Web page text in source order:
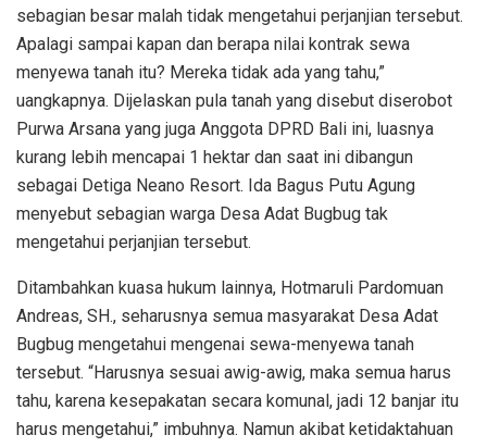
sebagian besar malah tidak mengetahui perjanjian tersebut.
Apalagi sampai kapan dan berapa nilai kontrak sewa
menyewa tanah itu? Mereka tidak ada yang tahu,”
uangkapnya. Dijelaskan pula tanah yang disebut diserobot
Purwa Arsana yang juga Anggota DPRD Bali ini, luasnya
kurang lebih mencapai 1 hektar dan saat ini dibangun
sebagai Detiga Neano Resort. Ida Bagus Putu Agung
menyebut sebagian warga Desa Adat Bugbug tak
mengetahui perjanjian tersebut.
Ditambahkan kuasa hukum lainnya, Hotmaruli Pardomuan
Andreas, SH., seharusnya semua masyarakat Desa Adat
Bugbug mengetahui mengenai sewa-menyewa tanah
tersebut. “Harusnya sesuai awig-awig, maka semua harus
tahu, karena kesepakatan secara komunal, jadi 12 banjar itu
harus mengetahui,” imbuhnya. Namun akibat ketidaktahuan